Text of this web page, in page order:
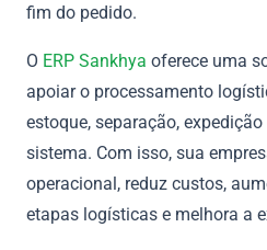
fim do pedido.
O ERP Sankhya oferece uma
apoiar o processamento
estoque, separação,
sistema. Com isso, sua
operacional, reduz custos,
etapas logísticas e melhora a